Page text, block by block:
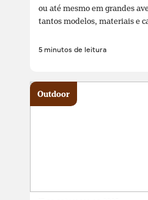
ou até mesmo em grandes
tantos modelos, materiais e
5 minutos de leitura
Outdoor